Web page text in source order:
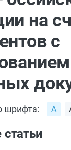
на
с
шрифта: